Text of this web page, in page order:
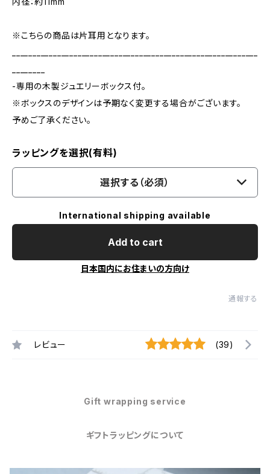
※こちらの商品は片耳用となります。
-専用の木製ジュエリーボックス付。
※ボックスのデザインは予期なく変更する場合がございます。
予めご了承ください。
ラッピングを選択(有料)
選択する（必須）
International shipping available
Add to cart
日本国内にお住まいの方向け
通報する
レビュー (39)
Gift wrapping service
ギフトラッピングについて